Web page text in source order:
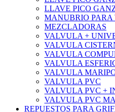
LLAVE PICO
MANUBRIO PARA
MEZCLADORAS
VALVULA +
VALVULA
VALVULA
VALVULA
VALVULA
VALVULA PVC
VALVULA PVC +
VALVULA PVC
REPUESTOS PARA